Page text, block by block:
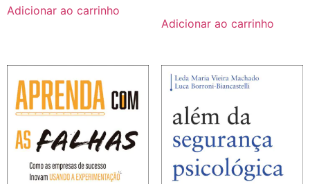
Adicionar ao carrinho
Adicionar ao carrinho